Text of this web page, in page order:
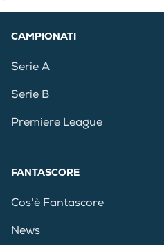
CAMPIONATI
Serie A
Serie B
Premiere League
FANTASCORE
Cos'è Fantascore
News